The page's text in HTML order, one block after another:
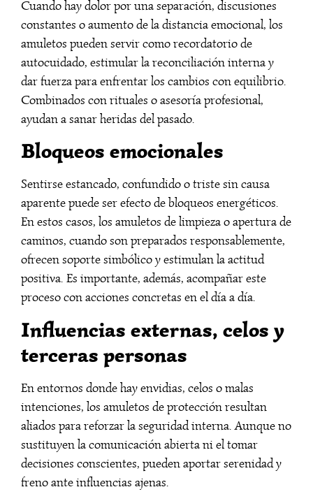
Cuando hay dolor por una separación, discusiones
constantes o aumento de la distancia emocional, los
amuletos pueden servir como recordatorio de
autocuidado, estimular la reconciliación interna y
dar fuerza para enfrentar los cambios con equilibrio.
Combinados con rituales o asesoría profesional,
ayudan a sanar heridas del pasado.
Bloqueos emocionales
Sentirse estancado, confundido o triste sin causa
aparente puede ser efecto de bloqueos energéticos.
En estos casos, los amuletos de limpieza o apertura de
caminos, cuando son preparados responsablemente,
ofrecen soporte simbólico y estimulan la actitud
positiva. Es importante, además, acompañar este
proceso con acciones concretas en el día a día.
Influencias externas, celos y
terceras personas
En entornos donde hay envidias, celos o malas
intenciones, los amuletos de protección resultan
aliados para reforzar la seguridad interna. Aunque no
sustituyen la comunicación abierta ni el tomar
decisiones conscientes, pueden aportar serenidad y
freno ante influencias ajenas.